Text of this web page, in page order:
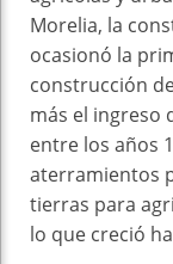
Morelia, la
ocasionó la
construcción
más el ingreso
entre los años
aterramientos
tierras para
lo que creció